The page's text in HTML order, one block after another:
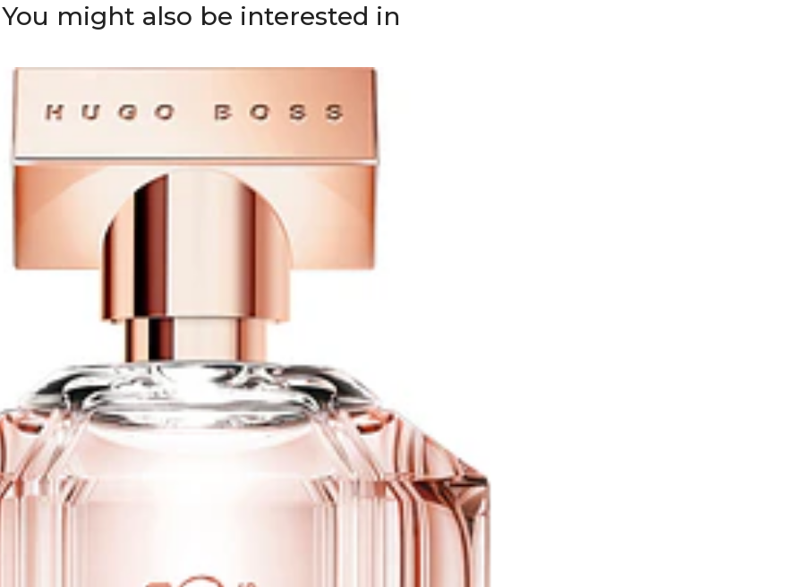
You might also be interested in